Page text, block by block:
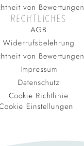
von Bewertungen
RECHTLICHES
AGB
Widerrufsbelehrung
von Bewertungen
Impressum
Datenschutz
Cookie Richtlinie
Einstellungen